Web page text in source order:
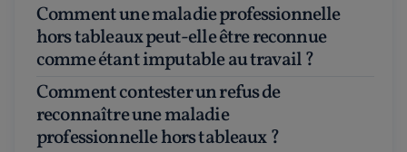
Comment une maladie professionnelle
hors tableaux peut-elle être reconnue
comme étant imputable au travail ?
Comment contester un refus de
reconnaître une maladie
professionnelle hors tableaux ?